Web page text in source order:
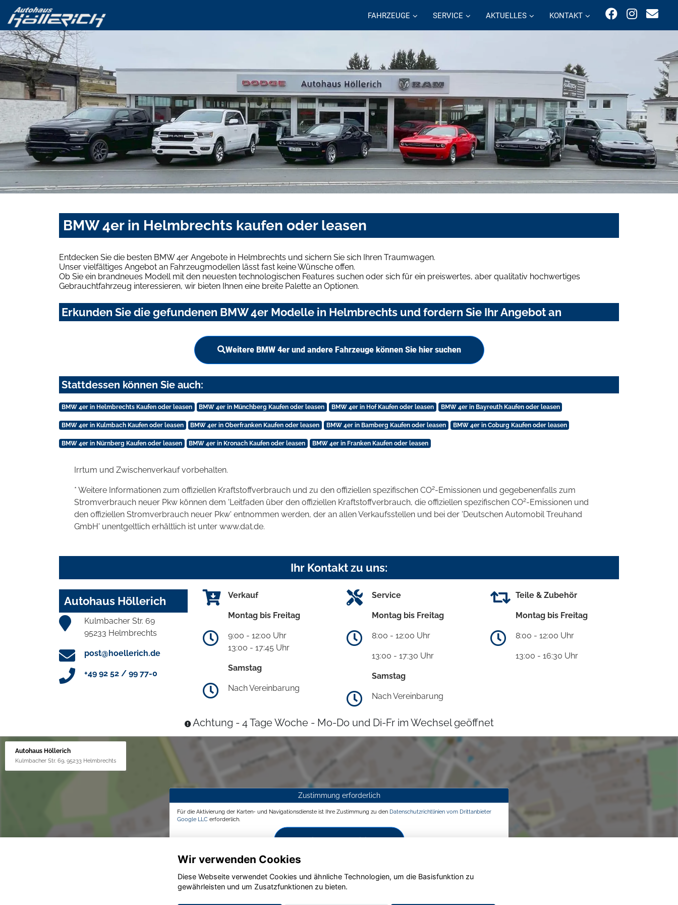
FAHRZEUGE SERVICE AKTUELLES KONTAKT
BMW 4er in Helmbrechts kaufen oder leasen
Entdecken Sie die besten BMW 4er Angebote in Helmbrechts und sichern Sie sich Ihren Traumwagen.
Unser vielfältiges Angebot an Fahrzeugmodellen lässt fast keine Wünsche offen.
Ob Sie ein brandneues Modell mit den neuesten technologischen Features suchen oder sich für ein preiswertes, aber qualitativ hochwertiges
Gebrauchtfahrzeug interessieren, wir bieten Ihnen eine breite Palette an Optionen.
Erkunden Sie die gefundenen BMW 4er Modelle in Helmbrechts und fordern Sie Ihr Angebot an
Weitere BMW 4er und andere Fahrzeuge können Sie hier suchen
Stattdessen können Sie auch:
BMW 4er in Helmbrechts Kaufen oder leasen BMW 4er in Münchberg Kaufen oder leasen BMW 4er in Hof Kaufen oder leasen BMW 4er in Bayreuth Kaufen oder leasen
BMW 4er in Kulmbach Kaufen oder leasen BMW 4er in Oberfranken Kaufen oder leasen BMW 4er in Bamberg Kaufen oder leasen BMW 4er in Coburg Kaufen oder leasen
BMW 4er in Nürnberg Kaufen oder leasen BMW 4er in Kronach Kaufen oder leasen BMW 4er in Franken Kaufen oder leasen
Irrtum und Zwischenverkauf vorbehalten.
* Weitere Informationen zum offiziellen Kraftstoffverbrauch und zu den offiziellen spezifischen CO2-Emissionen und gegebenenfalls zum
Stromverbrauch neuer Pkw können dem 'Leitfaden über den offiziellen Kraftstoffverbrauch, die offiziellen spezifischen CO2-Emissionen und
den offiziellen Stromverbrauch neuer Pkw' entnommen werden, der an allen Verkaufsstellen und bei der 'Deutschen Automobil Treuhand
GmbH' unentgeltlich erhältlich ist unter www.dat.de.
Ihr Kontakt zu uns:
Autohaus Höllerich
Kulmbacher Str. 69
95233 Helmbrechts
post@hoellerich.de
+49 92 52 / 99 77-0
Verkauf
Montag bis Freitag
9:00 - 12:00 Uhr
13:00 - 17:45 Uhr
Samstag
Nach Vereinbarung
Service
Montag bis Freitag
8:00 - 12:00 Uhr
13:00 - 17:30 Uhr
Samstag
Nach Vereinbarung
Teile & Zubehör
Montag bis Freitag
8:00 - 12:00 Uhr
13:00 - 16:30 Uhr
Achtung - 4 Tage Woche - Mo-Do und Di-Fr im Wechsel geöffnet
Autohaus Höllerich
Kulmbacher Str. 69, 95233 Helmbrechts
Zustimmung erforderlich
Für die Aktivierung der Karten- und Navigationsdienste ist Ihre Zustimmung zu den Datenschutzrichtlinien vom Drittanbieter
Google LLC erforderlich.
Zustimmen und aktivieren
Wir verwenden Cookies
Diese Webseite verwendet Cookies und ähnliche Technologien, um die Basisfunktion zu
gewährleisten und um Zusatzfunktionen zu bieten.